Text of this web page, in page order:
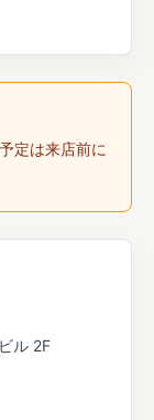
定は来店前に
ル 2F